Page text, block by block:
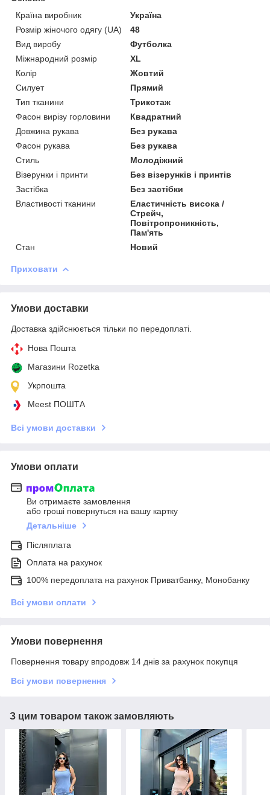
Країна виробник
Україна
Розмір жіночого одягу (UA)
48
Вид виробу
Футболка
Міжнародний розмір
XL
Колір
Жовтий
Силует
Прямий
Тип тканини
Трикотаж
Фасон вирізу горловини
Квадратний
Довжина рукава
Без рукава
Фасон рукава
Без рукава
Стиль
Молодіжний
Візерунки і принти
Без візерунків і принтів
Застібка
Без застібки
Властивості тканини
Еластичність висока /
Стрейч,
Повітропроникність,
Пам'ять
Стан
Новий
Приховати
Умови доставки
Доставка здійснюється тільки по передоплаті.
Нова Пошта
Магазини Rozetka
Укрпошта
Meest ПОШТА
Всі умови доставки
Умови оплати
Ви отримаєте замовлення
або гроші повернуться на вашу картку
Детальніше
Післяплата
Оплата на рахунок
100% передоплата на рахунок Приватбанку, Монобанку
Всі умови оплати
Умови повернення
Повернення товару впродовж 14 днів за рахунок покупця
Всі умови повернення
З цим товаром також замовляють